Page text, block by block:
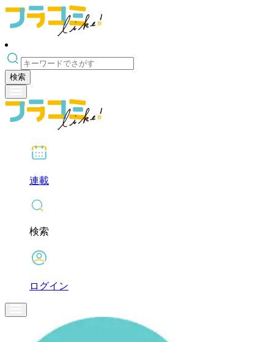
検索
連載
検索
ログイン